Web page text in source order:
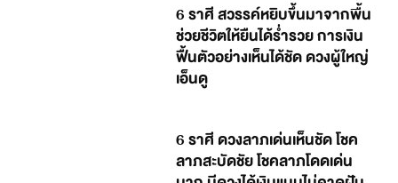
6 ราศี สวรรค์หยิบขึ้นมาจากพื้น
ช่วยชีวิตให้ยืนได้ร่ำรวย การเงิน
ฟื้นตัวอย่างเห็นได้ชัด ดวงผู้ใหญ่
เอ็นดู
6 ราศี ดวงลาภเด่นเห็นชัด โชค
ลาภสะบัดชัย โชคลาภโดดเด่น